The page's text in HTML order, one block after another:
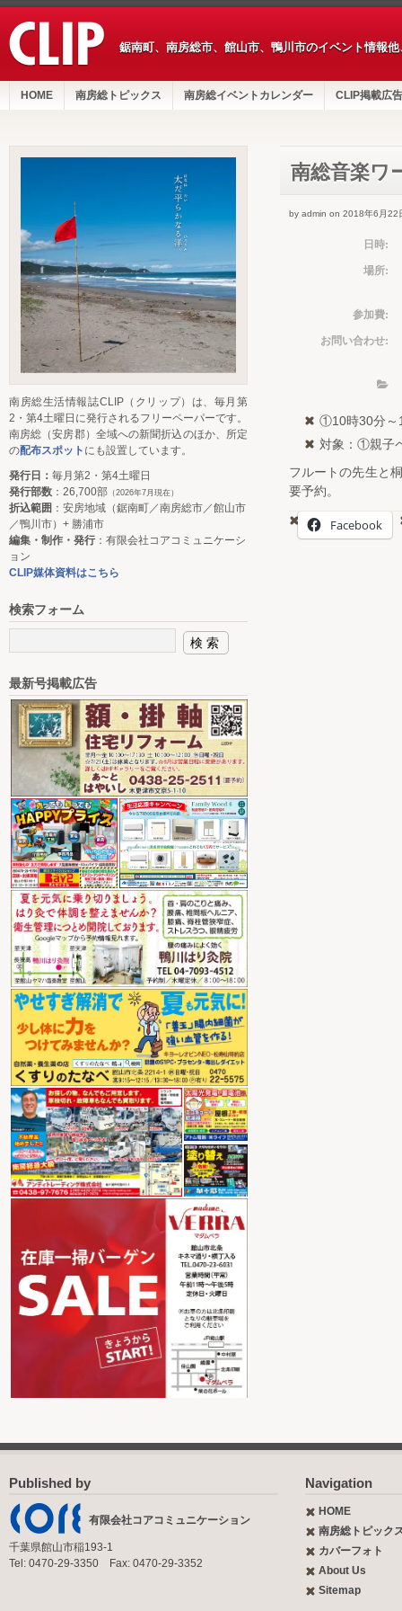
鋸南町、南房総市、館山市、鴨川市のイベント情報
HOME 南房総トピックス 南房総イベントカレンダー CLIP掲載広告
南総音楽ワ
by admin on 2018年6月22
日時:
場所:
参加費:
お問い合わせ:
①10時30分～
対象：①親子
フルートの先生と
要予約。
Facebook
南房総生活情報誌CLIP（クリップ）は、毎月第
2・第4土曜日に発行されるフリーペーパーです。
南房総（安房郡）全域への新聞折込のほか、所定
の配布スポット にも設置しています。
発行日： 毎月第2・第4土曜日
発行部数 ：26,700部 （2026年7月現在）
折込範囲 ：安房地域（鋸南町／南房総市／館山市
／鴨川市）+ 勝浦市
編集・制作・発行：有限会社コアコミュニケーシ
ョン
CLIP媒体資料はこちら
検索フォーム
最新号掲載広告
Published by
有限会社コアコミュニケーション
千葉県館山市稲193-1
Tel: 0470-29-3350 Fax: 0470-29-3352
Navigation
HOME
南房総トピック
カバーフォト
About Us
Sitemap